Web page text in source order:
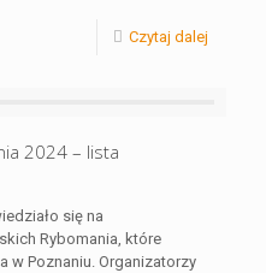
Czytaj dalej
2024 – lista
się na
Rybomania, które
w Poznaniu. Organizatorzy